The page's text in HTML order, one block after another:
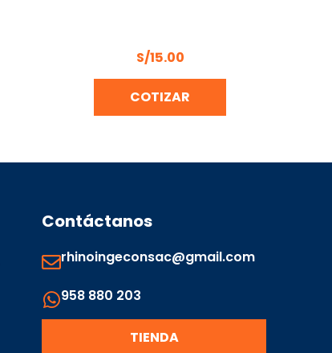
S/15.00
COTIZAR
Contáctanos
rhinoingeconsac@gmail.com
958 880 203
TIENDA